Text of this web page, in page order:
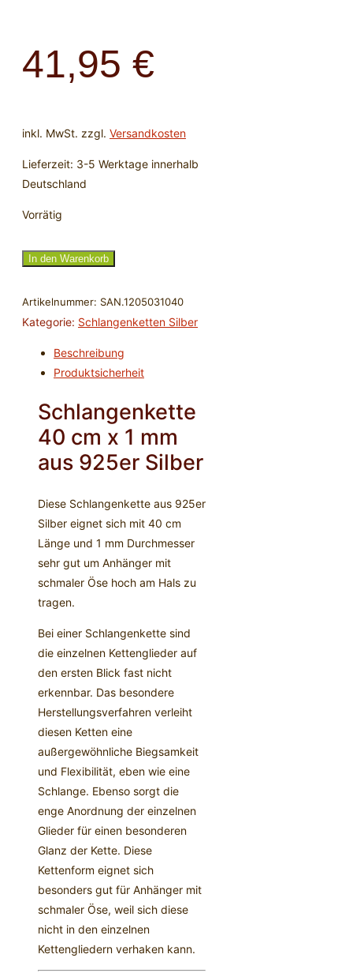
41,95 €
inkl. MwSt. zzgl. Versandkosten
Lieferzeit: 3-5 Werktage innerhalb
Deutschland
Vorrätig
Schlangenkette
40
cm
925er
Silber
In den Warenkorb
Artikelnummer: SAN.1205031040
Kategorie: Schlangenketten Silber
Beschreibung
Produktsicherheit
Schlangenkette
40 cm x 1 mm
aus 925er Silber
Diese Schlangenkette aus 925er
Silber eignet sich mit 40 cm
Länge und 1 mm Durchmesser
sehr gut um Anhänger mit
schmaler Öse hoch am Hals zu
tragen.
Bei einer Schlangenkette sind
die einzelnen Kettenglieder auf
den ersten Blick fast nicht
erkennbar. Das besondere
Herstellungsverfahren verleiht
diesen Ketten eine
außergewöhnliche Biegsamkeit
und Flexibilität, eben wie eine
Schlange. Ebenso sorgt die
enge Anordnung der einzelnen
Glieder für einen besonderen
Glanz der Kette. Diese
Kettenform eignet sich
besonders gut für Anhänger mit
schmaler Öse, weil sich diese
nicht in den einzelnen
Kettengliedern verhaken kann.